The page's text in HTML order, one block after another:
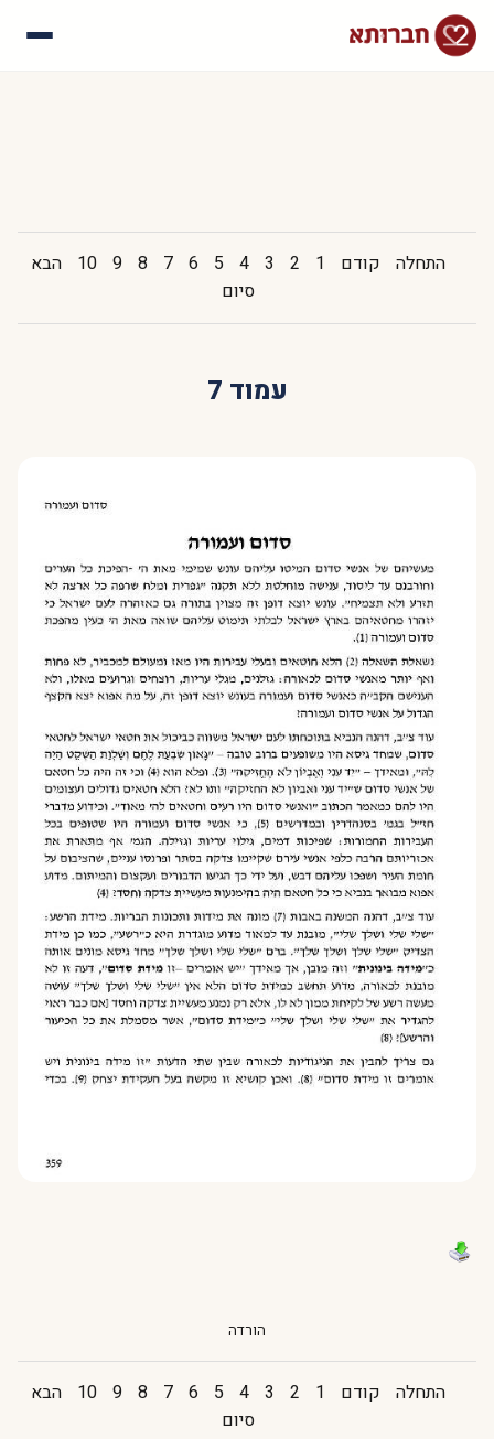
התחלה קודם 1
2
3
4
5
6
7
8
9
10
הבא
סיום
עמוד 7
הורדה
התחלה קודם 1
2
3
4
5
6
7
8
9
10
הבא
סיום